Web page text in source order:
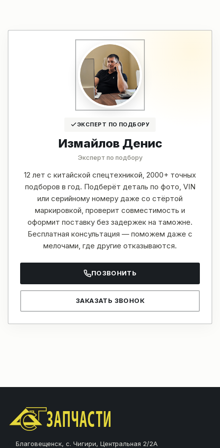
ЭКСПЕРТ ПО ПОДБОРУ
Измайлов Денис
Эксперт по подбору
12 лет с китайской спецтехникой, 2000+ точных
подборов в год. Подберёт деталь по фото, VIN
или серийному номеру даже со стёртой
маркировкой, проверит совместимость и
оформит поставку без задержек на таможне.
Бесплатная консультация — поможем даже с
мелочами, где другие отказываются.
ПОЗВОНИТЬ
ЗАКАЗАТЬ ЗВОНОК
Благовещенск, с. Чигири, Центральная 2/2А